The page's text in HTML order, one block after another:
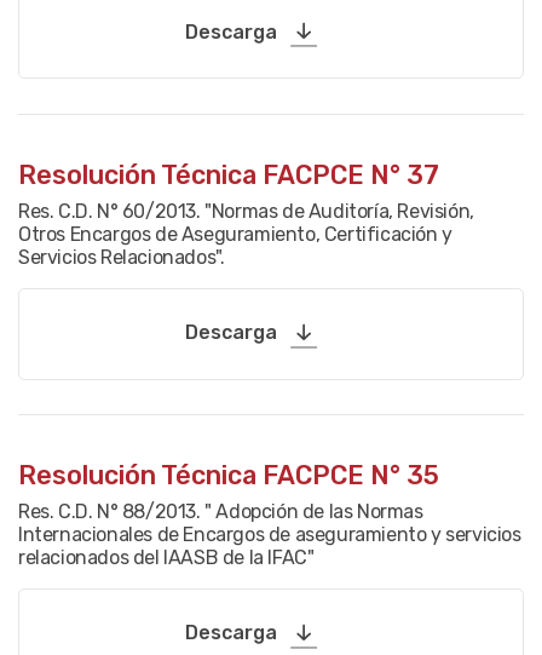
Descarga
Resolución Técnica FACPCE N° 37
Res. C.D. N° 60/2013. "Normas de Auditoría, Revisión,
Otros Encargos de Aseguramiento, Certificación y
Servicios Relacionados".
Descarga
Resolución Técnica FACPCE N° 35
Res. C.D. N° 88/2013. " Adopción de las Normas
Internacionales de Encargos de aseguramiento y servicios
relacionados del IAASB de la IFAC"
Descarga